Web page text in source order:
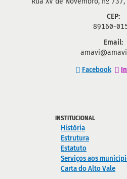
CEP:
89160-
Email:
Facebook
INSTITUCIONAL
História
Estrutura
Estatuto
Serviços aos
Carta do Alto Vale